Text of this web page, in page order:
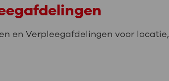
en Verpleegafdelingen voor locatie,